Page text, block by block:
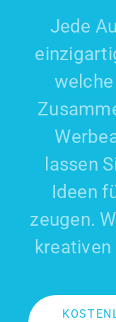
Jede
lassen
Ideen
zeugen.